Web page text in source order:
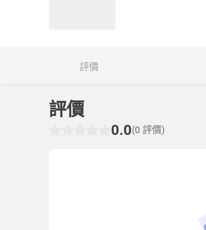
評價
評價
0.0(0 評價)